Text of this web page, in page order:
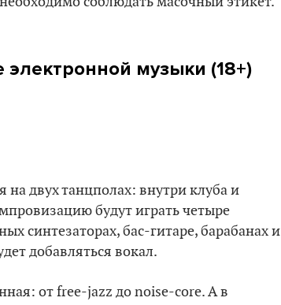
музыки (18+)
на двух танцполах: внутри клуба и
будут играть четыре
синтезаторах, бас-гитаре, барабанах и
добавляться вокал.
от free-jazz до noise-core. А в